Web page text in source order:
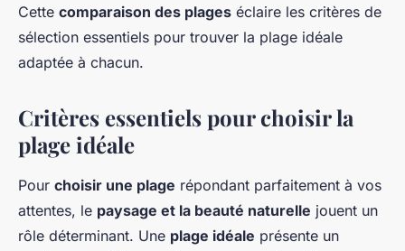
Cette comparaison des plages éclaire les critères de
sélection essentiels pour trouver la plage idéale
adaptée à chacun.
Critères essentiels pour choisir la
plage idéale
Pour choisir une plage répondant parfaitement à vos
attentes, le paysage et la beauté naturelle jouent un
rôle déterminant. Une plage idéale présente un